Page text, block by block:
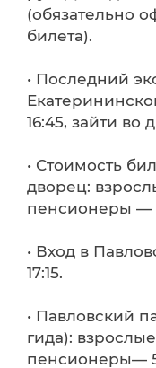
(обязательно
билета).
• Последний
16:45, зайти во
• Стоимость
дворец:
пенсионеры —
• Вход в
17:15.
• Павловский
гида):
пенсионеры—